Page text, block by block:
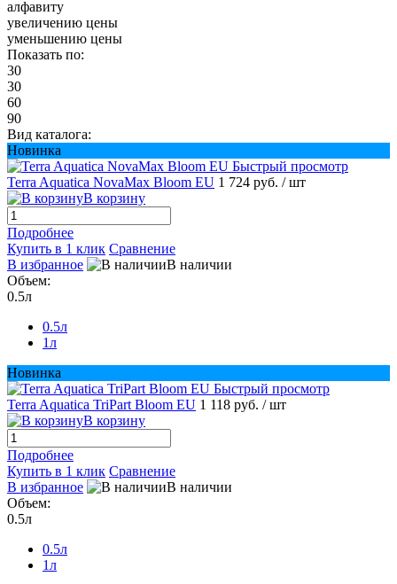
алфавиту
увеличению цены
уменьшению цены
Показать по:
30
30
60
90
Вид каталога:
Новинка
Быстрый просмотр
Terra Aquatica NovaMax Bloom EU 1 724 руб. / шт
В корзину
Подробнее
Купить в 1 клик Сравнение
В избранное
В наличии
Объем:
0.5л
0.5л
1л
Новинка
Быстрый просмотр
Terra Aquatica TriPart Bloom EU 1 118 руб. / шт
В корзину
Подробнее
Купить в 1 клик Сравнение
В избранное
В наличии
Объем:
0.5л
0.5л
1л